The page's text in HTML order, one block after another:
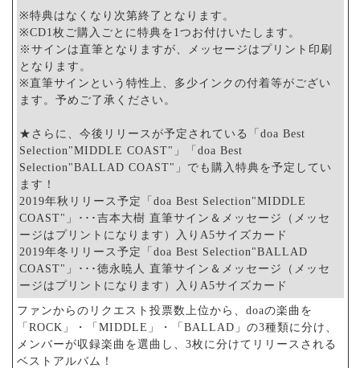
※特典はなくなり次第終了となります。
※CD1枚ご購入ごとに特典を1つお付けいたします。
※サインは直筆となりますが、メッセージはプリント印刷
となります。
※直筆サインという特性上、多少インクの付着等がござい
ます。予めご了承ください。
★さらに、今後リリースが予定されている「doa Best
Selection"MIDDLE COAST"」「doa Best
Selection"BALLAD COAST"」でも購入特典を予定してい
ます！
2019年秋リリース予定「doa Best Selection"MIDDLE
COAST"」･･･吉本大樹 直筆サイン＆メッセージ（メッセ
ージはプリントになります）入りA5サイズカード
2019年冬リリース予定「doa Best Selection"BALLAD
COAST"」･･･徳永暁人 直筆サイン＆メッセージ（メッセ
ージはプリントになります）入りA5サイズカード
ファンからのリクエスト投票数上位から、doaの楽曲を
「ROCK」・「MIDDLE」・「BALLAD」の3種類に分け、
メンバーが収録楽曲を選曲し、3枚に分けてリリースされる
ベストアルバム！